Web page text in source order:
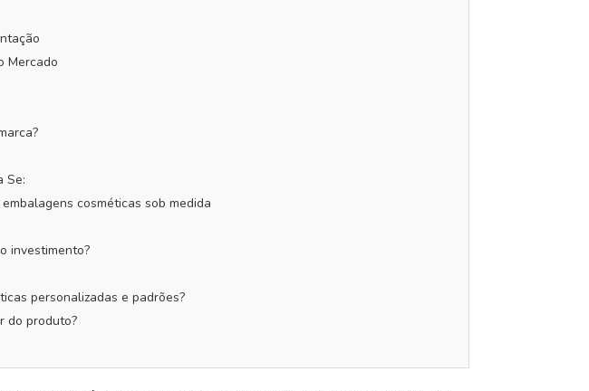
Mercado
Se:
cosméticas sob medida
investimento?
personalizadas e padrões?
do produto?